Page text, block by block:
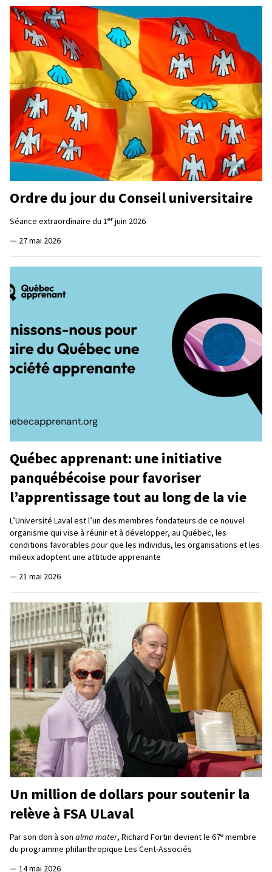
Ordre du jour du Conseil universitaire
Séance extraordinaire du 1er juin 2026
— 27 mai 2026
Québec apprenant: une initiative
panquébécoise pour favoriser
l’apprentissage tout au long de la vie
L’Université Laval est l’un des membres fondateurs de ce nouvel
organisme qui vise à réunir et à développer, au Québec, les
conditions favorables pour que les individus, les organisations et les
milieux adoptent une attitude apprenante
— 21 mai 2026
Un million de dollars pour soutenir la
relève à FSA ULaval
Par son don à son alma mater, Richard Fortin devient le 67e membre
du programme philanthropique Les Cent-Associés
— 14 mai 2026